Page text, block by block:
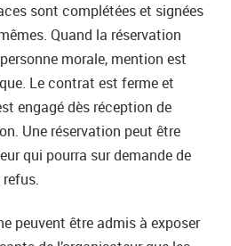
sont complétées et signées
Quand la réservation
morale, mention est
Le contrat est ferme et
engagé dès réception de
Une réservation peut être
qui pourra sur demande de
peuvent être admis à exposer